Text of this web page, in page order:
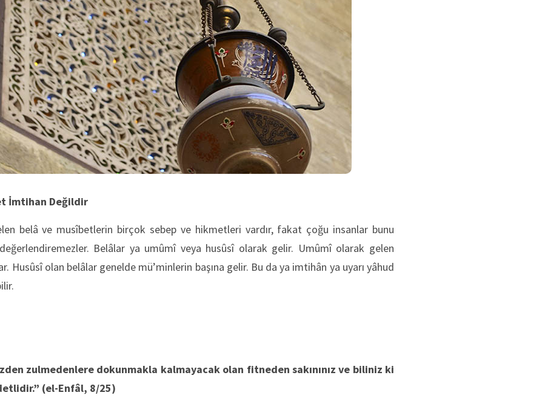
İmtihan Değildir
belâ ve musîbetlerin birçok sebep ve hikmetleri vardır, fakat çoğu insanlar bunu
Belâlar ya umûmî veya husûsî olarak gelir. Umûmî olarak gelen
Husûsî olan belâlar genelde mü’minlerin başına gelir. Bu da ya imtihân ya uyarı yâhud
zulmedenlere dokunmakla kalmayacak olan fitneden sakınınız ve biliniz ki
(el-Enfâl, 8/25)